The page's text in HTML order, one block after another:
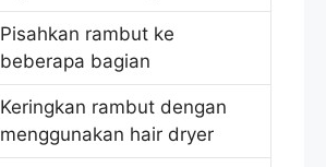
Pisahkan rambut ke
beberapa bagian
Keringkan rambut dengan
menggunakan hair dryer